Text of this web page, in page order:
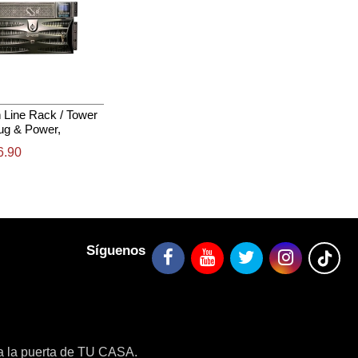
Line Rack / Tower
& Power,
232 (Db-9)
Síguenos
la puerta de TU CASA.